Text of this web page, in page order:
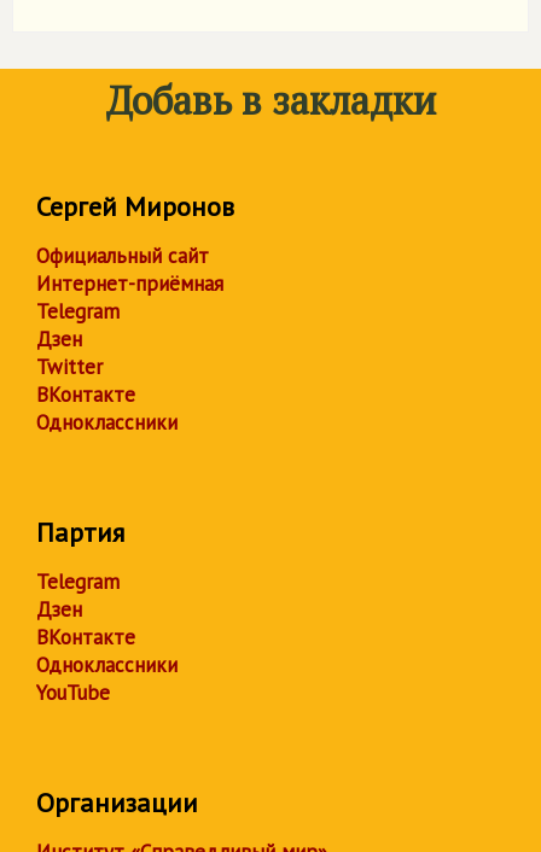
Добавь в закладки
Сергей Миронов
Официальный сайт
Интернет-приёмная
Telegram
Дзен
Twitter
ВКонтакте
Одноклассники
Партия
Telegram
Дзен
ВКонтакте
Одноклассники
YouTube
Организации